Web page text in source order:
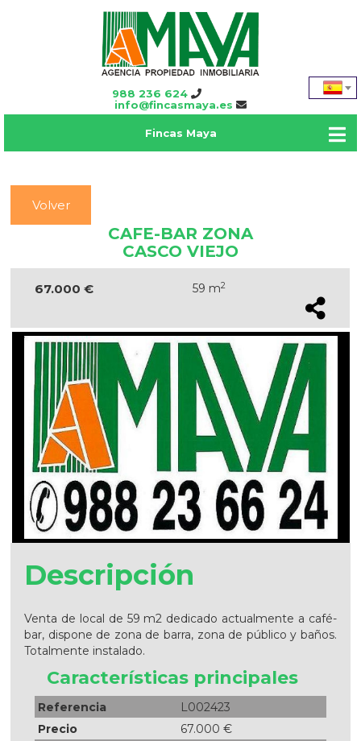
988 236 624
info@fincasmaya.es
Fincas Maya
Volver
CAFE-BAR ZONA
CASCO VIEJO
67.000 € 59 m2
Descripción
Venta de local de 59 m2 dedicado actualmente a café-
bar, dispone de zona de barra, zona de público y baños.
Totalmente instalado.
Características principales
Referencia
L002423
Precio
67.000 €